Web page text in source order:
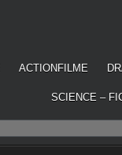
ACTIONFILME
SCIENCE –